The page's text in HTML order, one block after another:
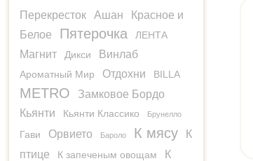
Перекресток Ашан
Красное и
Белое
Пятерочка ЛЕНТА
Магнит Дикси Винлаб
Ароматный Мир Отдохни BILLA
METRO
Замковое Бордо
Кьянти
Кьянти Классико Брунелло
Гави Орвието Бароло К мясу
К
птице
К запеченым овощам
К